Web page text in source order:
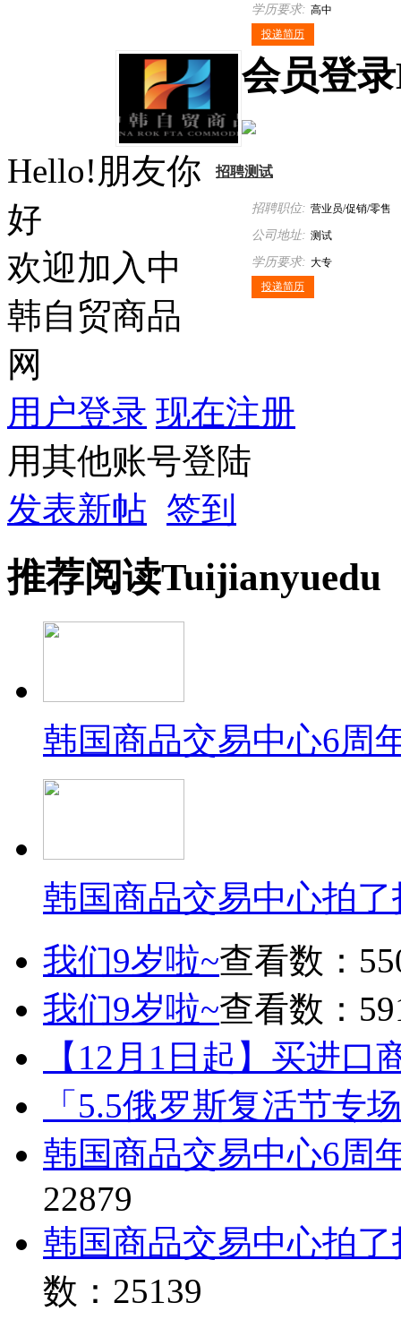
楼710室
学历要求: 高中
投递简历
招聘测试
招聘职位: 营业员/促销/零售
公司地址: 测试
学历要求: 大专
投递简历
会员登录
Hello!朋友你
好
欢迎加入中
韩自贸商品
网
用户登录 现在注册
用其他账号登陆
发表新帖 签到
推荐阅读Tuijianyuedu
韩国商品交易中心6周
韩国商品交易中心拍
我们9岁啦~查看数：
我们9岁啦~查看数：
【12月1日起】买进口
「5.5俄罗斯复活节专
韩国商品交易中心6周
22879
韩国商品交易中心拍
数：25139